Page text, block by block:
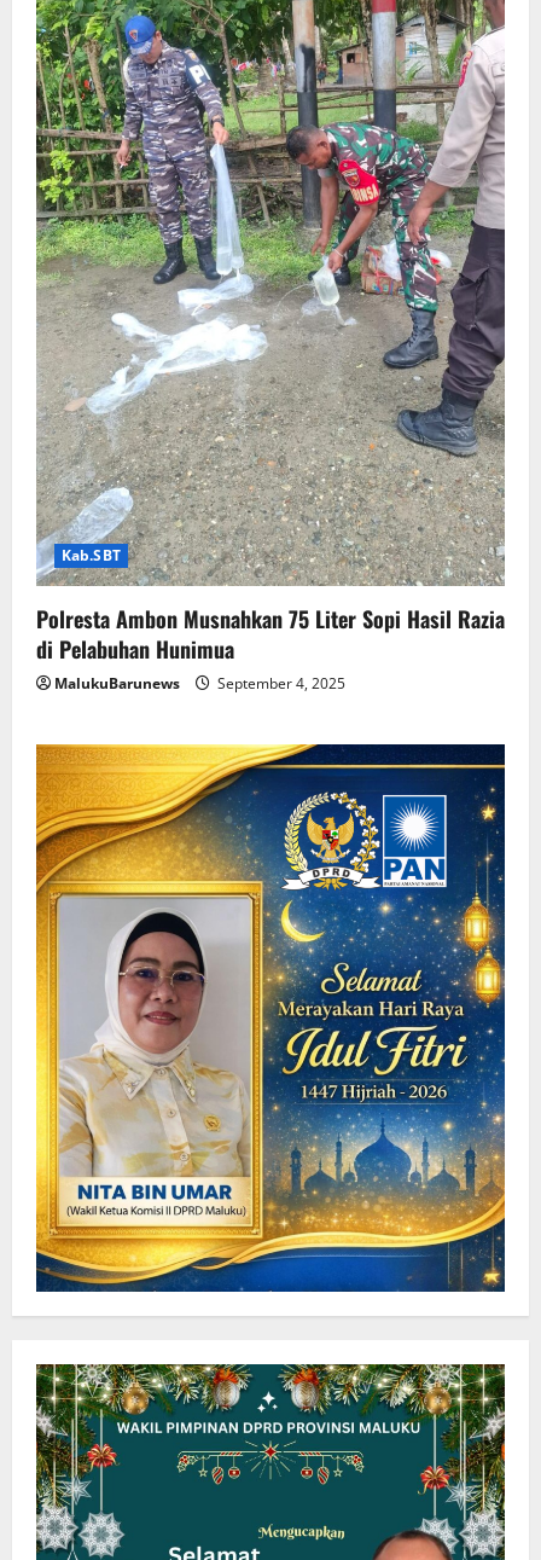
Kab.SBT
Polresta Ambon Musnahkan 75 Liter Sopi Hasil Razia
di Pelabuhan Hunimua
MalukuBarunews September 4, 2025